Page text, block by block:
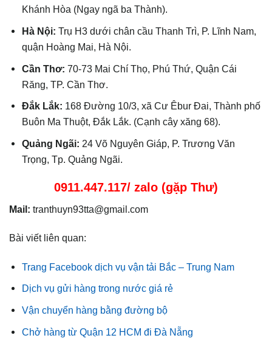
Khánh Hòa (Ngay ngã ba Thành).
Hà Nội:Trụ H3 dưới chân cầu Thanh Trì, P. Lĩnh Nam,
quận Hoàng Mai, Hà Nội.
Cần Thơ:70-73 Mai Chí Thọ, Phú Thứ, Quận Cái
Răng, TP. Cần Thơ.
Đắk Lắk: 168 Đường 10/3, xã Cư Êbur Đai, Thành phố
Buôn Ma Thuột, Đắk Lắk. (Cạnh cây xăng 68).
Quảng Ngãi: 24 Võ Nguyên Giáp, P. Trương Văn
Trọng, Tp. Quảng Ngãi.
0911.447.117/ zalo (gặp Thư)
Mail: tranthuyn93tta@gmail.com
Bài viết liên quan:
Trang Facebook dịch vụ vận tải Bắc – Trung Nam
Dịch vụ gửi hàng trong nước giá rẻ
Vận chuyển hàng bằng đường bộ
Chở hàng từ Quận 12 HCM đi Đà Nẵng